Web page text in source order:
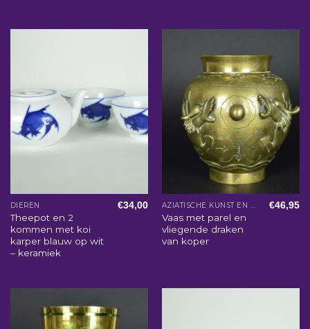
DIEREN
Theepot en 2
kommen met koi
karper blauw op wit
– keramiek
€34,00 AZIATISCHE KUNST EN WOONACCESSOIRES
Vaas met parel en
vliegende draken
van koper
€46,95